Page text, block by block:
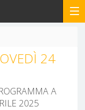
24
A
2025